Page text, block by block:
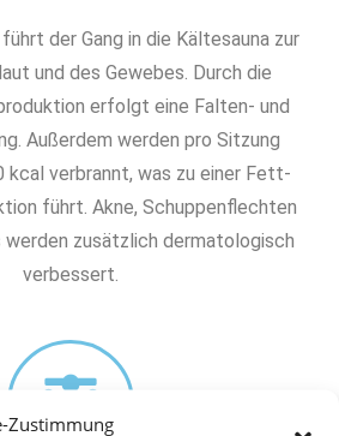
Zustimmung
der Gang in die Kältesauna zur
und des Gewebes. Durch die
erfolgt eine Falten- und
Außerdem werden pro Sitzung
kcal verbrannt, was zu einer Fett-
führt. Akne, Schuppenflechten
werden zusätzlich dermatologisch
verbessert.